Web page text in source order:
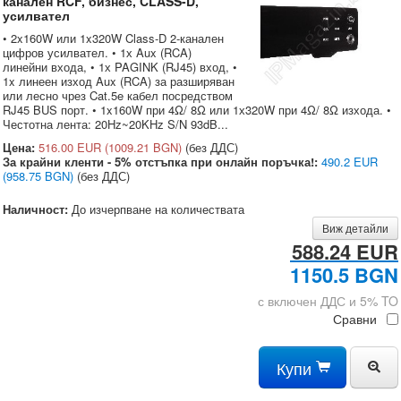
усилвател
• 2x160W или 1x320W Class-D 2-канален
цифров усилвател. • 1х Aux (RCA)
линейни входа, • 1х PAGINK (RJ45) вход, •
1x линеен изход Aux (RCA) за разширяван
или лесно чрез Cat.5e кабел посредством
RJ45 BUS порт. • 1x160W при 4Ω/ 8Ω или 1х320W при 4Ω/ 8Ω изхода. •
Честотна лента: 20Hz~20KHz S/N 93dB...
Цена: 516.00 EUR (1009.21 BGN) (без ДДС)
За крайни кленти - 5% отстъпка при онлайн поръчка!: 490.2 EUR
(958.75 BGN) (без ДДС)
Наличност: До изчерпване на количествата
Виж детайли
588.24 EUR
1150.5 BGN
с включен ДДС и 5% TO
Сравни
Купи